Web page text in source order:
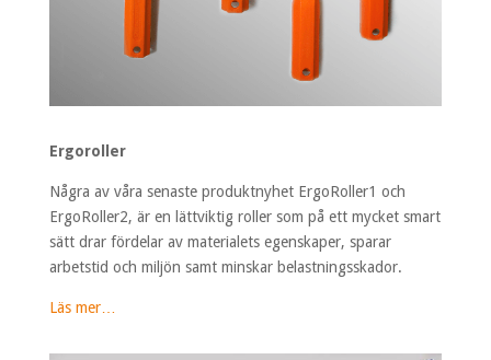
Ergoroller
Några av våra senaste produktnyhet ErgoRoller1 och
ErgoRoller2, är en lättviktig roller som på ett mycket smart
sätt drar fördelar av materialets egenskaper, sparar
arbetstid och miljön samt minskar belastningsskador.
Läs mer…